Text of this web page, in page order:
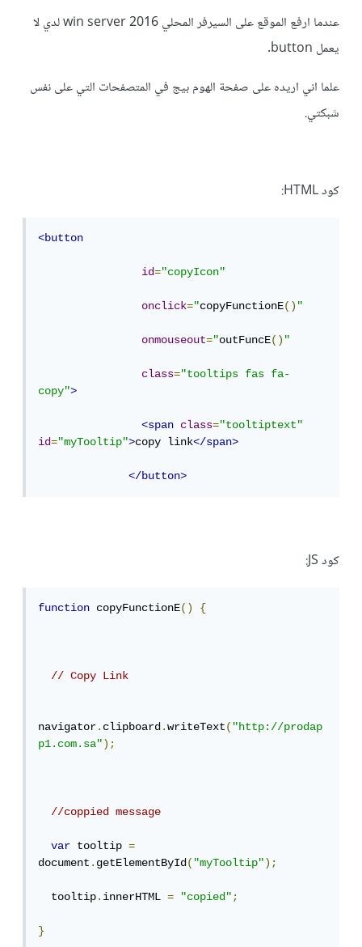
عندما ارفع الموقع على السيرفر المحلي win server 2016 لدي لا
يعمل button.
علما اني اريده على صفحة الهوم بيج في المتصفحات التي على نفس
شبكتي.
كود HTML:
<button
id="copyIcon"
onclick="copyFunctionE()"
onmouseout="outFuncE()"
class="tooltips fas fa-
copy">
<span class="tooltiptext"
id="myTooltip">copy link</span>
</button>
كود JS:
function copyFunctionE() {
// Copy Link
navigator.clipboard.writeText("http://prodap
p1.com.sa");
//coppied message
var tooltip =
document.getElementById("myTooltip");
tooltip.innerHTML = "copied";
}